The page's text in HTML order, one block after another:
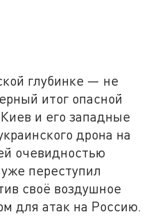
глубинке — не
итог опасной
и его западные
дрона на
очевидностью
переступил
своё воздушное
для атак на Россию.